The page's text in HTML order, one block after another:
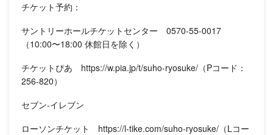
チケット予約：
サントリーホールチケットセンター 0570-55-0017
（10:00〜18:00 休館日を除く）
チケットぴあ https://w.pia.jp/t/suho-ryosuke/（Pコード：
256-820）
セブン-イレブン
ローソンチケット https://l-tike.com/suho-ryosuke/（Lコー